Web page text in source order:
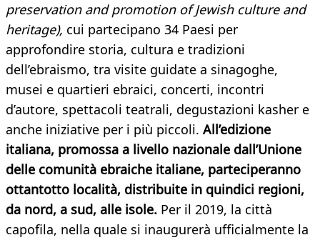
preservation and promotion of Jewish culture and
heritage), cui partecipano 34 Paesi per
approfondire storia, cultura e tradizioni
dell’ebraismo, tra visite guidate a sinagoghe,
musei e quartieri ebraici, concerti, incontri
d’autore, spettacoli teatrali, degustazioni kasher e
anche iniziative per i più piccoli. All’edizione
italiana, promossa a livello nazionale dall’Unione
delle comunità ebraiche italiane, parteciperanno
ottantotto località, distribuite in quindici regioni,
da nord, a sud, alle isole. Per il 2019, la città
capofila, nella quale si inaugurerà ufficialmente la